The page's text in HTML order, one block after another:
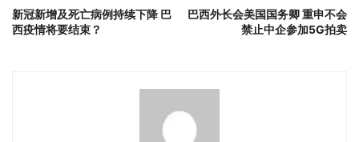
新冠新增及死亡病例持续下降 巴
西疫情将要结束？
巴西外长会美国国务卿 重申不会
禁止中企参加5G拍卖